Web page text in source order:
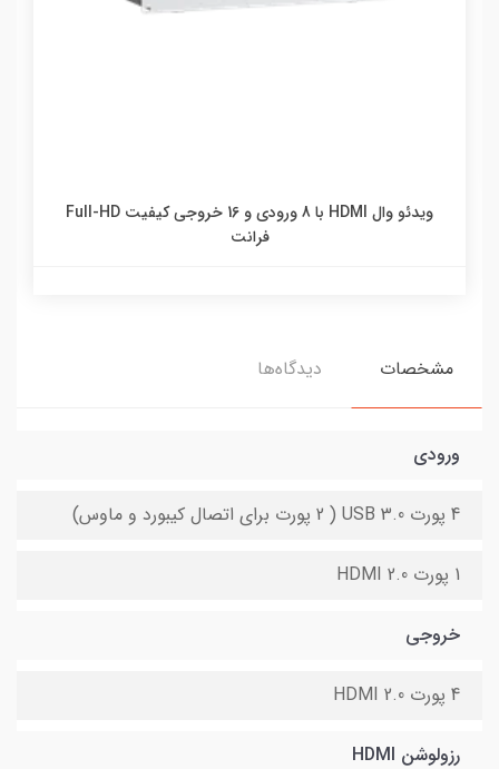
ويدئو وال HDMI با 8 ورودي و 16 خروجي کيفيت Full-HD
فرانت
مشخصات دیدگاه‌ها
ورودی
4 پورت USB 3.0 ( 2 پورت برای اتصال کیبورد و ماوس)
1 پورت HDMI 2.0
خروجی
4 پورت HDMI 2.0
رزولوشن HDMI